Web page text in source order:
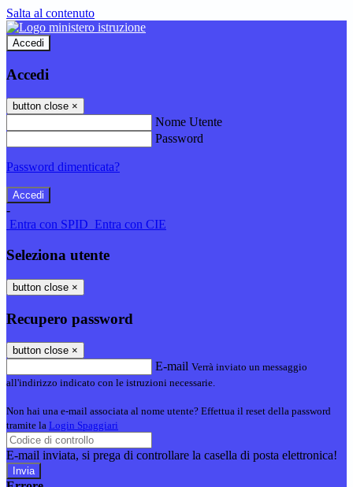
Salta al contenuto
Accedi
Accedi
button close ×
Nome Utente
Password
Password dimenticata?
-
Entra con SPID Entra con CIE
Seleziona utente
button close ×
Recupero password
button close ×
E-mail Verrà inviato un messaggio
all'indirizzo indicato con le istruzioni necessarie.
Non hai una e-mail associata al nome utente? Effettua il reset della password
tramite la Login Spaggiari
E-mail inviata, si prega di controllare la casella di posta elettronica!